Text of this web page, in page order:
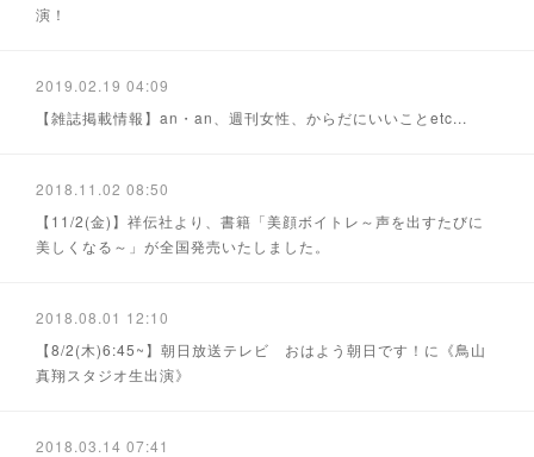
演！
2019.02.19 04:09
【雑誌掲載情報】an・an、週刊女性、からだにいいことetc...
2018.11.02 08:50
【11/2(金)】祥伝社より、書籍「美顔ボイトレ～声を出すたびに
美しくなる～」が全国発売いたしました。
2018.08.01 12:10
【8/2(木)6:45~】朝日放送テレビ おはよう朝日です！に《鳥山
真翔スタジオ生出演》
2018.03.14 07:41